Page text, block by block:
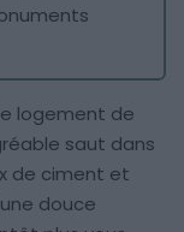
logement de
saut dans
de ciment et
douce